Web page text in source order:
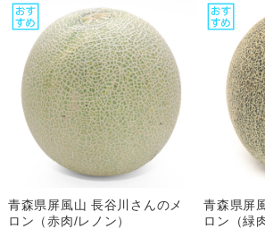
青森県屏風山 長谷川さんのメ
ロン（赤肉/レノン）
青森県屏
ロン（緑